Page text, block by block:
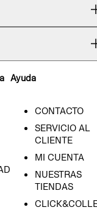
Ayuda
CONTACTO
SERVICIO AL
CLIENTE
MI CUENTA
NUESTRAS
TIENDAS